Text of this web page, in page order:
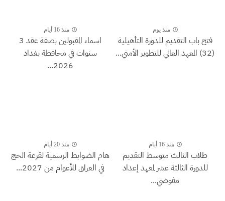
منذ يوم
فتح باب التقديم للدورة التأهيلية
(32) المعهد العالي للتطوير الأمني...
منذ 16 أيام
اسماء المقبولين بصفة عقد 3
سنوات في محافظة بغداد
2026...
منذ 16 أيام
طلاب الثالث متوسط التقديم
للدورة الثالثة عشر لمعهد إعداد
مفوضي...
منذ 20 أيام
هام الضوابط الرسمية لقرعة الحج
في العراق للأعوام من 2027...